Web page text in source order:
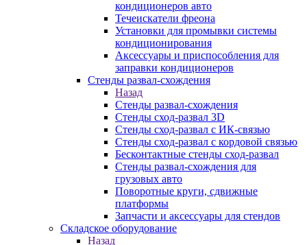
кондиционеров авто
Течеискатели фреона
Установки для промывки системы
кондиционирования
Аксессуары и приспособления для
заправки кондиционеров
Стенды развал-схождения
Назад
Стенды развал-схождения
Стенды сход-развал 3D
Стенды сход-развал с ИК-связью
Стенды сход-развал с кордовой связью
Бесконтактные стенды сход-развал
Стенды развал-схождения для
грузовых авто
Поворотные круги, сдвижные
платформы
Запчасти и аксессуары для стендов
Складское оборудование
Назад